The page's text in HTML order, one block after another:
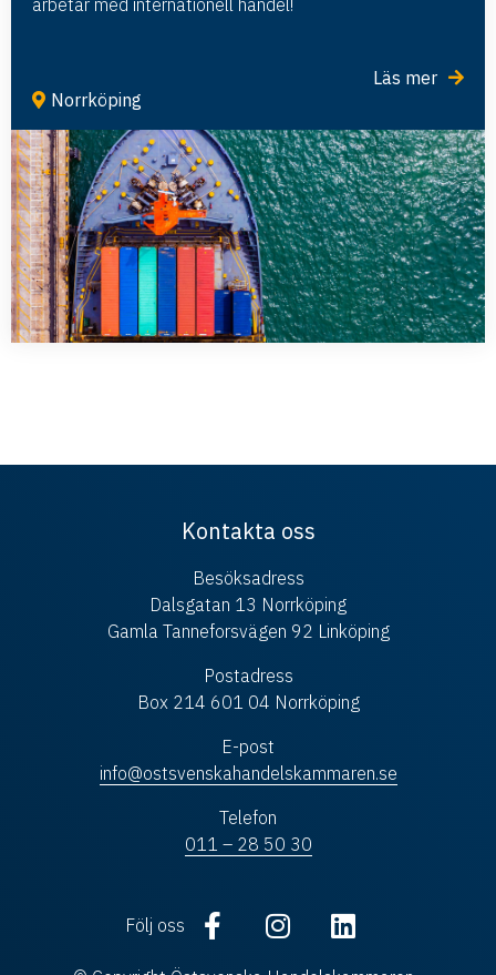
arbetar med internationell handel!
Norrköping
Läs mer
Kontakta oss
Besöksadress
Dalsgatan 13 Norrköping
Gamla Tanneforsvägen 92 Linköping
Postadress
Box 214 601 04 Norrköping
E-post
info@ostsvenskahandelskammaren.se
Telefon
011 – 28 50 30
Följ oss